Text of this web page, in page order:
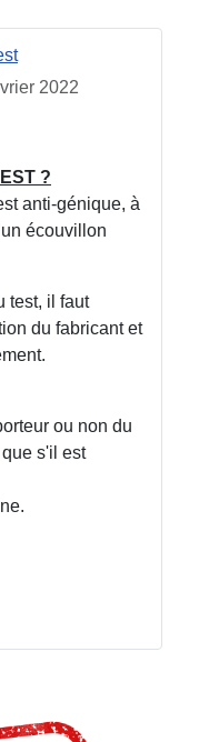
2022
?
anti-génique, à
écouvillon
test, il faut
du fabricant et
ou non du
que s'il est